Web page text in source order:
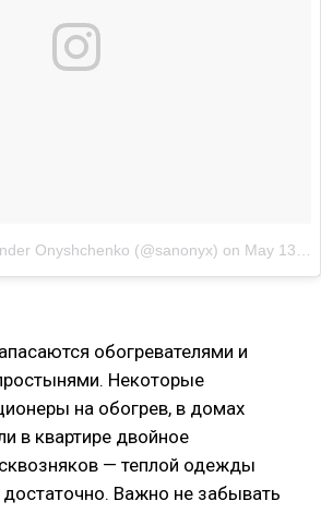
Onyshchenko (@sanonyx) on May 13, 2017 at 3:04am PDT
обогревателями и
Некоторые
на обогрев, в домах
в квартире двойное
— теплой одежды
Важно не забывать